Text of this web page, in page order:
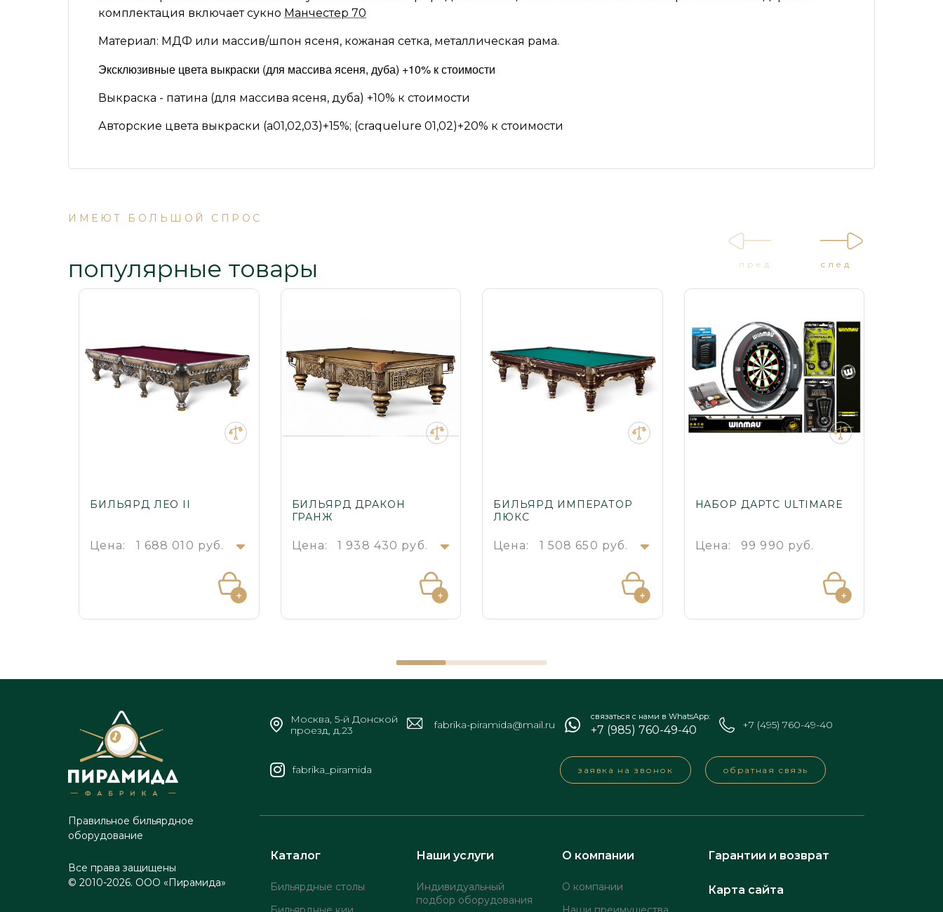
комплектация включает сукно Манчестер 70
Материал: МДФ или массив/шпон ясеня, кожаная сетка, металлическая рама.
Эксклюзивные цвета выкраски (для массива ясеня, дуба) +10% к стоимости
Выкраска - патина (для массива ясеня, дуба) +10% к стоимости
Авторские цвета выкраски (а01,02,03)+15%; (craquelure 01,02)+20% к стоимости
ИМЕЮТ БОЛЬШОЙ СПРОС
популярные товары
БИЛЬЯРД ЛЕО II
Цена: 1 688 010 руб.
БИЛЬЯРД ДРАКОН
ГРАНЖ
Цена: 1 938 430 руб.
БИЛЬЯРД ИМПЕРАТОР
ЛЮКС
Цена: 1 508 650 руб.
НАБОР ДАРТС ULTIMARE
Цена: 99 990 руб.
пред след
Правильное бильярдное
оборудование
Все права защищены
© 2010-2026. ООО «Пирамида»
Москва, 5-й Донской
проезд, д.23
fabrika-piramida@mail.ru
связаться с нами в WhatsApp:
+7 (985) 760-49-40 +7 (495) 760-49-40
fabrika_piramida заявка на звонок обратная связь
Каталог
Бильярдные столы
Наши услуги
Индивидуальный
подбор оборудования
О компании
О компании
Гарантии и возврат
Карта сайта